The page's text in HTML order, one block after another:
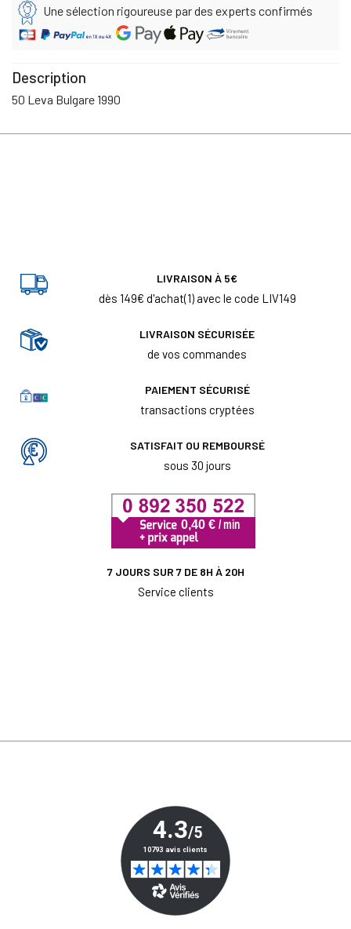
Une sélection rigoureuse par des experts confirmés
Description
50 Leva Bulgare 1990
LIVRAISON À 5€
dès 149€ d'achat(1) avec le code LIV149
LIVRAISON SÉCURISÉE
de vos commandes
PAIEMENT SÉCURISÉ
transactions cryptées
SATISFAIT OU REMBOURSÉ
sous 30 jours
7 JOURS SUR 7 DE 8H À 20H
Service clients